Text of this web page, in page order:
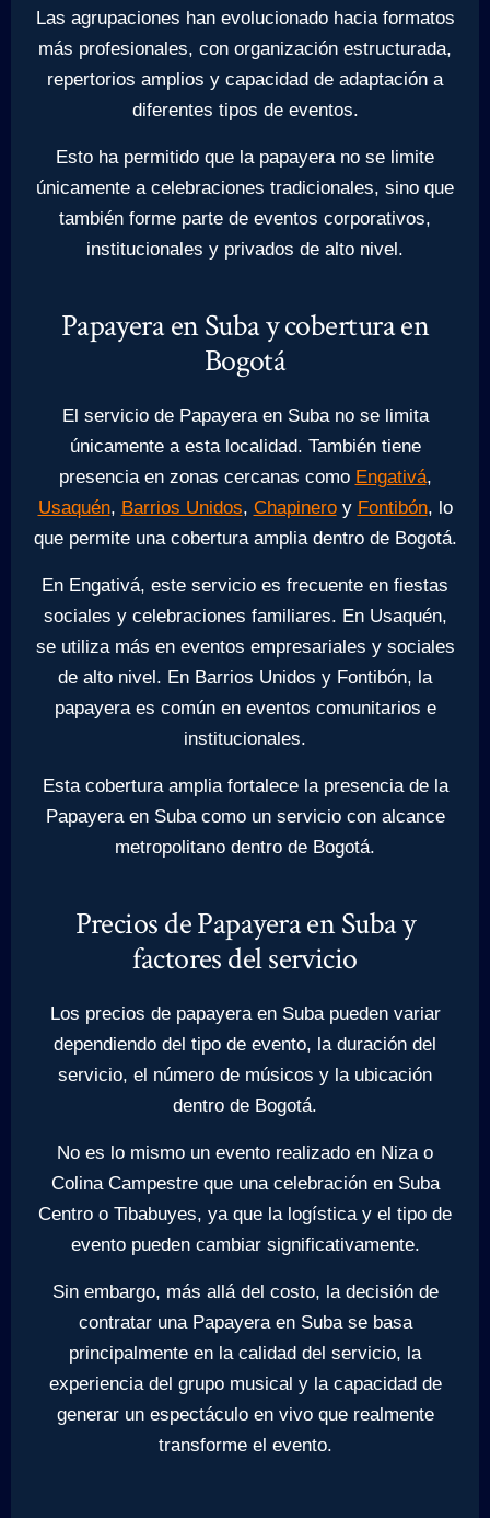
Las agrupaciones han evolucionado hacia formatos
más profesionales, con organización estructurada,
repertorios amplios y capacidad de adaptación a
diferentes tipos de eventos.
Esto ha permitido que la papayera no se limite
únicamente a celebraciones tradicionales, sino que
también forme parte de eventos corporativos,
institucionales y privados de alto nivel.
Papayera en Suba y cobertura en
Bogotá
El servicio de Papayera en Suba no se limita
únicamente a esta localidad. También tiene
presencia en zonas cercanas como Engativá,
Usaquén, Barrios Unidos, Chapineroy Fontibón, lo
que permite una cobertura amplia dentro de Bogotá.
En Engativá, este servicio es frecuente en fiestas
sociales y celebraciones familiares. En Usaquén,
se utiliza más en eventos empresariales y sociales
de alto nivel. En Barrios Unidos y Fontibón, la
papayera es común en eventos comunitarios e
institucionales.
Esta cobertura amplia fortalece la presencia de la
Papayera en Suba como un servicio con alcance
metropolitano dentro de Bogotá.
Precios de Papayera en Suba y
factores del servicio
Los precios de papayera en Suba pueden variar
dependiendo del tipo de evento, la duración del
servicio, el número de músicos y la ubicación
dentro de Bogotá.
No es lo mismo un evento realizado en Niza o
Colina Campestre que una celebración en Suba
Centro o Tibabuyes, ya que la logística y el tipo de
evento pueden cambiar significativamente.
Sin embargo, más allá del costo, la decisión de
contratar una Papayera en Suba se basa
principalmente en la calidad del servicio, la
experiencia del grupo musical y la capacidad de
generar un espectáculo en vivo que realmente
transforme el evento.